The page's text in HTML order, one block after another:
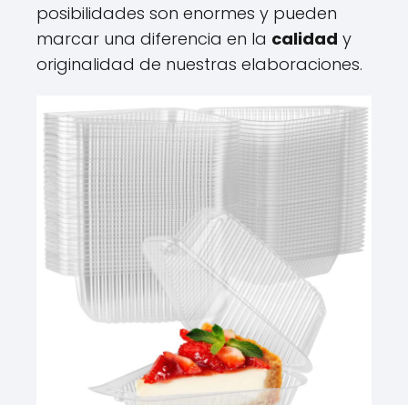
posibilidades son enormes y pueden
marcar una diferencia en la calidad y
originalidad de nuestras elaboraciones.